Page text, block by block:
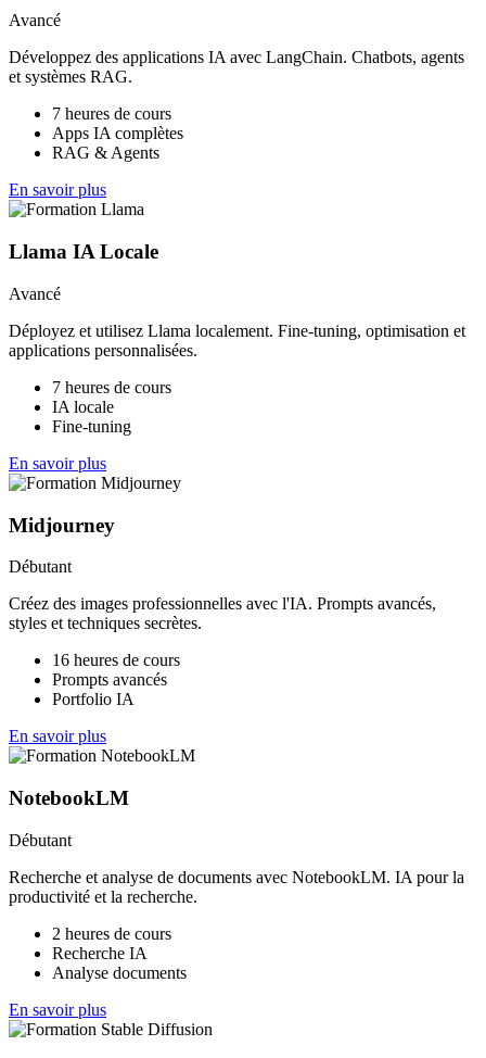
Avancé
Développez des applications IA avec LangChain. Chatbots, agents
et systèmes RAG.
7 heures de cours
Apps IA complètes
RAG & Agents
En savoir plus
Llama IA Locale
Avancé
Déployez et utilisez Llama localement. Fine-tuning, optimisation et
applications personnalisées.
7 heures de cours
IA locale
Fine-tuning
En savoir plus
Midjourney
Débutant
Créez des images professionnelles avec l'IA. Prompts avancés,
styles et techniques secrètes.
16 heures de cours
Prompts avancés
Portfolio IA
En savoir plus
NotebookLM
Débutant
Recherche et analyse de documents avec NotebookLM. IA pour la
productivité et la recherche.
2 heures de cours
Recherche IA
Analyse documents
En savoir plus